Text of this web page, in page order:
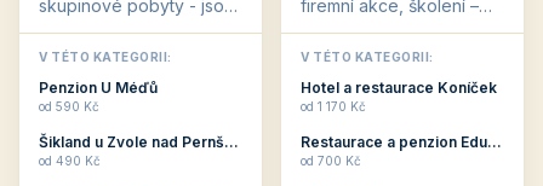
skupinové pobyty - jsou
pro Vás připraveny
objekty, které nabízí
ubytování skupin v
penzionech, hotelích a
Budete překva...
V TÉTO KATEGORII:
Penzion U Méďů
od 590 Kč
Šikland u Zvole nad Pernštejnem
od 490 Kč
firemní akce, školení –
jsou pro Vás připraveny
objekty, které mají
zkušenosti pořádat i
menší firemní akce a
ob...
V TÉTO KATEGORII:
Hotel a restaurace Koníček
od 1 170 Kč
Restaurace a penzion Eduard
od 700 Kč